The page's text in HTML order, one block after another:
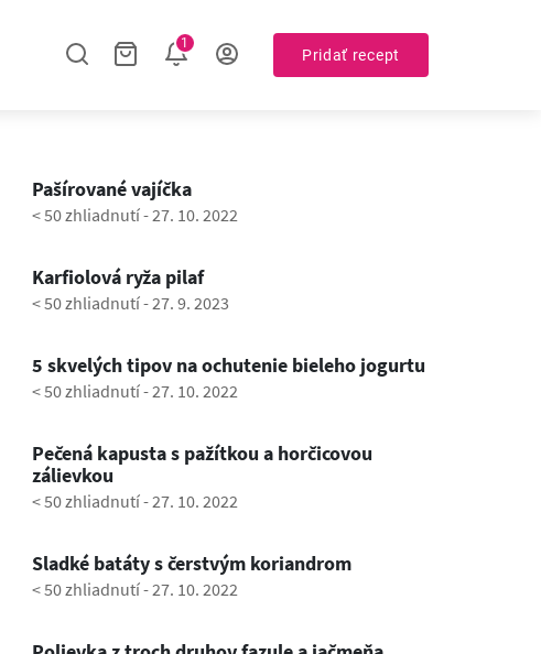
1
Pridať recept
Pašírované vajíčka
< 50 zhliadnutí-27. 10. 2022
Karfiolová ryža pilaf
< 50 zhliadnutí-27. 9. 2023
5 skvelých tipov na ochutenie bieleho jogurtu
< 50 zhliadnutí-27. 10. 2022
Pečená kapusta s pažítkou a horčicovou
zálievkou
< 50 zhliadnutí-27. 10. 2022
Sladké batáty s čerstvým koriandrom
< 50 zhliadnutí-27. 10. 2022